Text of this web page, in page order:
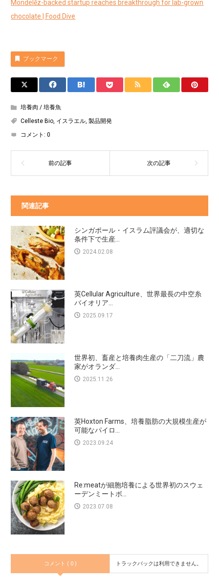
Mondelēz-backed startup reaches breakthrough for lab-grown
chocolate | Food Dive
ブックマーク
培養肉 / 培養魚
Celleste Bio, イスラエル,製品開発
コメント:0
関連記事
シンガポール・イスラム評議会が、適切な
条件下で生産...
2024.02.08
英Cellular Agriculture、世界最長の中空糸
バイオリア...
2025.09.17
世界初、畜産と培養肉生産の「二刀流」農
家がオランダ...
2025.11.26
英Hoxton Farms、培養脂肪の大規模生産が
可能なパイロ...
2023.09.24
Re:meatが細胞培養による世界初のスウェ
ーデンミートボ...
2023.07.08
コメント ( 0 ) トラックバックは利用できません。